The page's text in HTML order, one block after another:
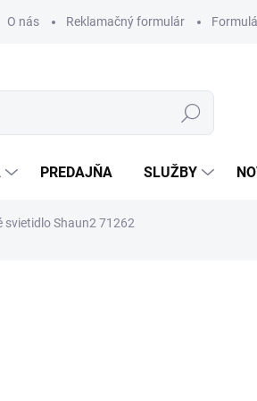
O nás Reklamačný formulár
Hľadať
PREDAJŇA SLUŽBY
svietidlo Shaun2 71262